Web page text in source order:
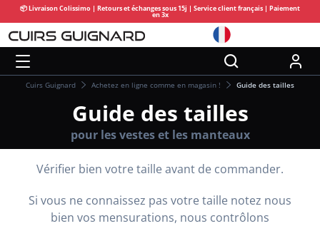
📦 Livraison Colissimo | Retours et échanges sous 15j | Service client français | Paiement
en 3x
Cuirs Guignard Achetez en ligne comme en magasin ! Guide des tailles
Guide des tailles
pour les vestes et les manteaux
Vérifier bien votre taille avant de commander.
Si vous ne connaissez pas votre taille notez nous
bien vos mensurations, nous contrôlons